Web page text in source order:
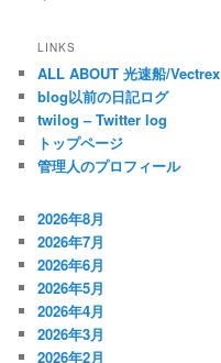
LINKS
ALL ABOUT 光速船/Vectrex
blog以前の日記ログ
twilog – Twitter log
トップページ
管理人のプロフィール
2026年8月
2026年7月
2026年6月
2026年5月
2026年4月
2026年3月
2026年2月